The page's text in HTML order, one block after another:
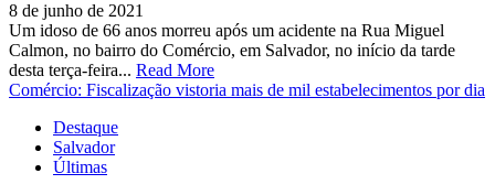
8 de junho de 2021
Um idoso de 66 anos morreu após um acidente na Rua Miguel
Calmon, no bairro do Comércio, em Salvador, no início da tarde
desta terça-feira... Read More
Comércio: Fiscalização vistoria mais de mil estabelecimentos por dia
Destaque
Salvador
Últimas